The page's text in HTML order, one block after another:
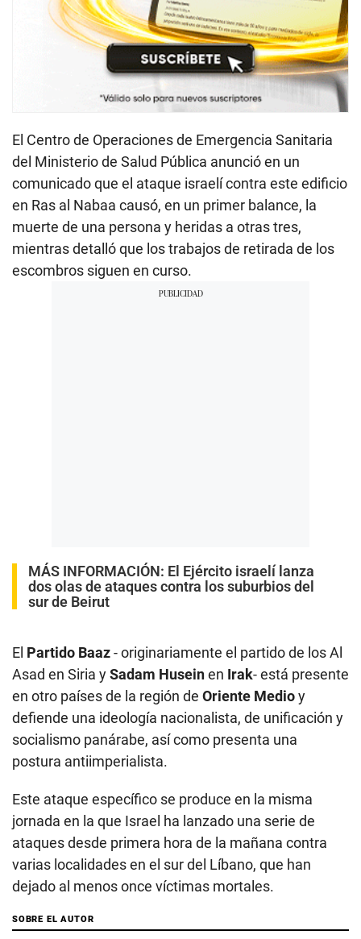
El Centro de Operaciones de Emergencia Sanitaria
del Ministerio de Salud Pública anunció en un
comunicado que el ataque israelí contra este edificio
en Ras al Nabaa causó, en un primer balance, la
muerte de una persona y heridas a otras tres,
mientras detalló que los trabajos de retirada de los
escombros siguen en curso.
MÁS INFORMACIÓN: El Ejército israelí lanza
dos olas de ataques contra los suburbios del
sur de Beirut
El Partido Baaz- originariamente el partido de los Al
Asad en Siria ySadam Huseinen Irak- está presente
en otro países de la región de Oriente Medioy
defiende una ideología nacionalista, de unificación y
socialismo panárabe, así como presenta una
postura antiimperialista.
Este ataque específico se produce en la misma
jornada en la que Israel ha lanzado una serie de
ataques desde primera hora de la mañana contra
varias localidades en el sur del Líbano, que han
dejado al menos once víctimas mortales.
SOBRE EL AUTOR